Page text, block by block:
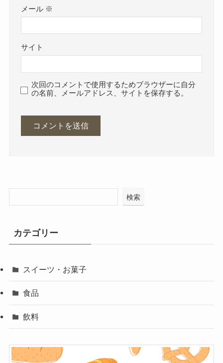
メール ※
サイト
次回のコメントで使用するためブラウザーに自分
の名前、メールアドレス、サイトを保存する。
検索
カテゴリー
スイーツ・お菓子
食品
飲料